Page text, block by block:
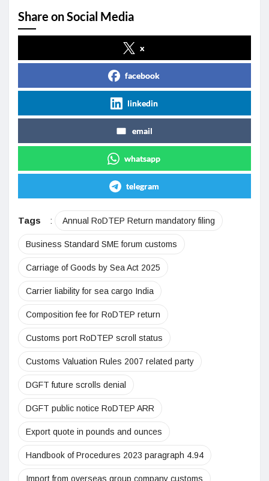
Share on Social Media
x
facebook
linkedin
email
whatsapp
telegram
Tags : Annual RoDTEP Return mandatory filing
Business Standard SME forum customs
Carriage of Goods by Sea Act 2025
Carrier liability for sea cargo India
Composition fee for RoDTEP return
Customs port RoDTEP scroll status
Customs Valuation Rules 2007 related party
DGFT future scrolls denial
DGFT public notice RoDTEP ARR
Export quote in pounds and ounces
Handbook of Procedures 2023 paragraph 4.94
Import from overseas group company customs